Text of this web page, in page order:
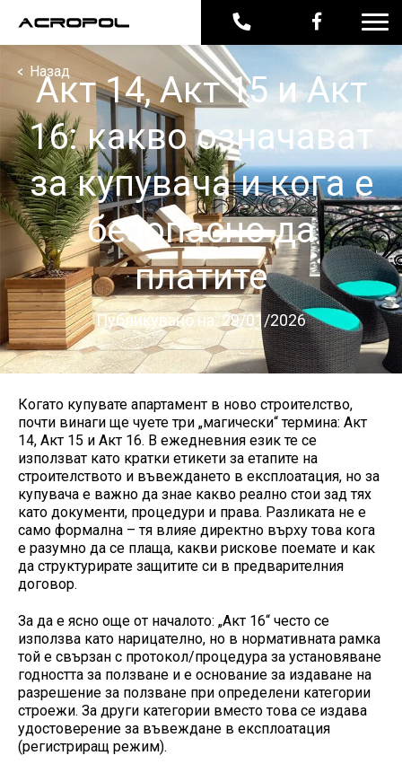
< Назад
Акт 14, Акт 15 и Акт
16: какво означават
за купувача и кога е
безопасно да
платите
Публикувано на: 29/01/2026
Когато купувате апартамент в ново строителство,
почти винаги ще чуете три „магически“ термина: Акт
14, Акт 15 и Акт 16. В ежедневния език те се
използват като кратки етикети за етапите на
строителството и въвеждането в експлоатация, но за
купувача е важно да знае какво реално стои зад тях
като документи, процедури и права. Разликата не е
само формална – тя влияе директно върху това кога
е разумно да се плаща, какви рискове поемате и как
да структурирате защитите си в предварителния
договор.
За да е ясно още от началото: „Акт 16“ често се
използва като нарицателно, но в нормативната рамка
той е свързан с протокол/процедура за установяване
годността за ползване и е основание за издаване на
разрешение за ползване при определени категории
строежи. За други категории вместо това се издава
удостоверение за въвеждане в експлоатация
(регистриращ режим).